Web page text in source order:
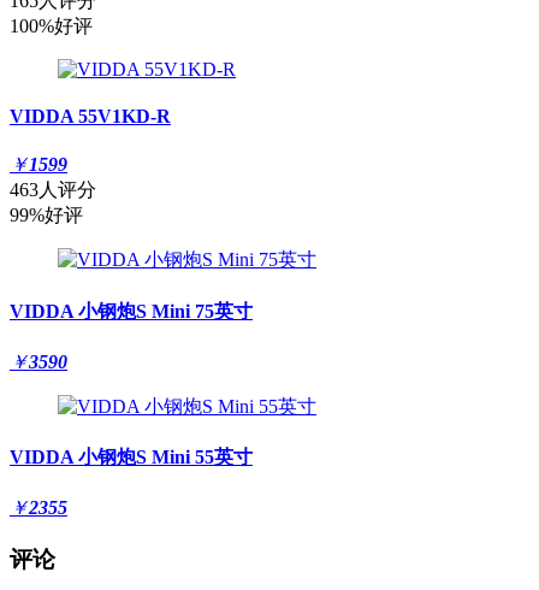
100%好评
VIDDA 55V1KD-R
￥1599
463人评分
99%好评
VIDDA 小钢炮S Mini 75英寸
￥3590
VIDDA 小钢炮S Mini 55英寸
￥2355
评论